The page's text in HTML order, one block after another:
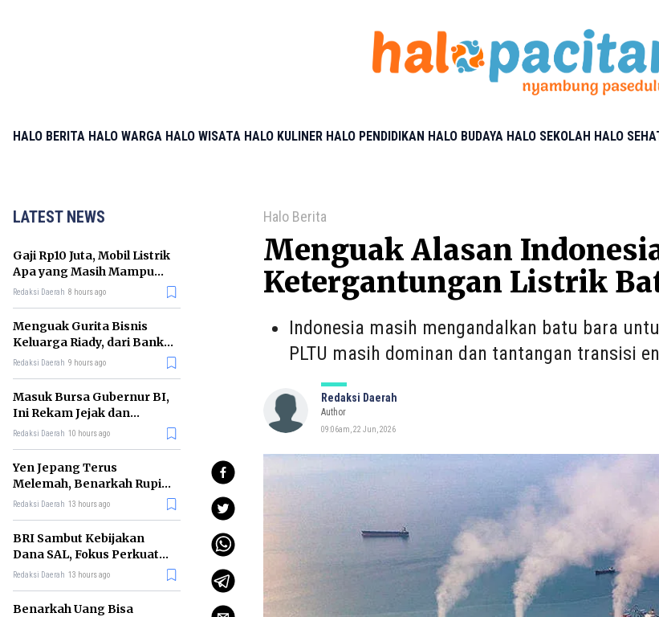
HALO BERITA HALO WARGA HALO WISATA HALO KULINER HALO PENDIDIKAN HALO BUDAYA HALO SEKOLAH HALO
LATEST NEWS
Gaji Rp10 Juta, Mobil Listrik
Apa yang Masih Mampu
Dibeli di GIIAS 2026?
Redaksi Daerah 8 hours ago
Menguak Gurita Bisnis
Keluarga Riady, dari Bank
hingga Rumah Sakit
Redaksi Daerah 9 hours ago
Masuk Bursa Gubernur BI,
Ini Rekam Jejak dan
Kontroversi Burhanuddin
Redaksi Daerah 10 hours ago
Yen Jepang Terus
Melemah, Benarkah Rupiah
Terancam Bernasib Sama?
Redaksi Daerah 13 hours ago
BRI Sambut Kebijakan
Dana SAL, Fokus Perkuat
Kredit UMKM dan Sektor
Redaksi Daerah 13 hours ago
Benarkah Uang Bisa
Halo Berita
Menguak Alasan
Ketergantungan Listrik
Indonesia masih mengandalkan batu bara
PLTU masih dominan dan tantangan transisi
Redaksi Daerah
Author
09:06am, 22 Jun, 2026